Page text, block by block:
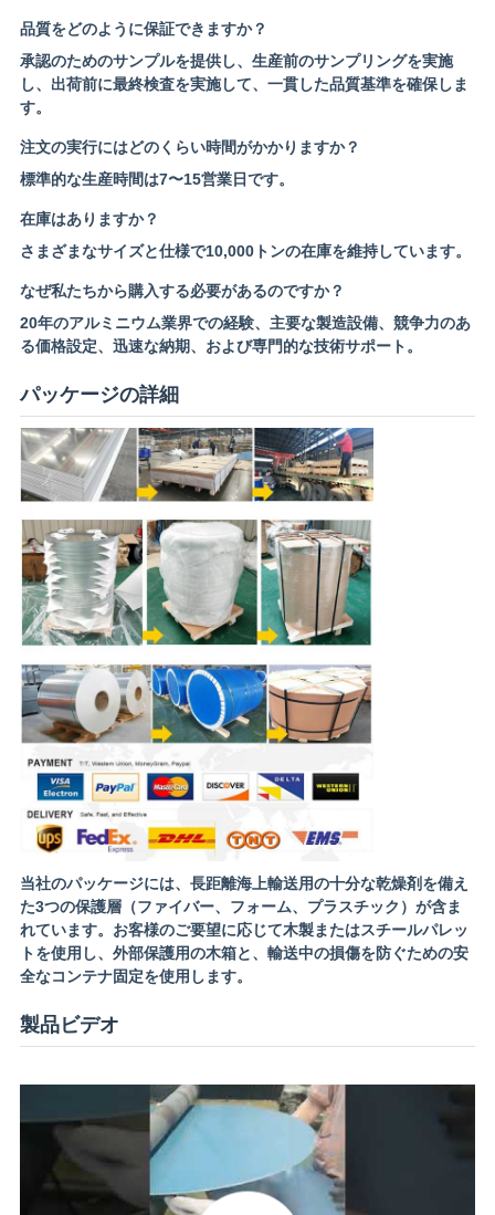
品質をどのように保証できますか？
承認のためのサンプルを提供し、生産前のサンプリングを実施
し、出荷前に最終検査を実施して、一貫した品質基準を確保しま
す。
注文の実行にはどのくらい時間がかかりますか？
標準的な生産時間は7〜15営業日です。
在庫はありますか？
さまざまなサイズと仕様で10,000トンの在庫を維持しています。
なぜ私たちから購入する必要があるのですか？
20年のアルミニウム業界での経験、主要な製造設備、競争力のあ
る価格設定、迅速な納期、および専門的な技術サポート。
パッケージの詳細
当社のパッケージには、長距離海上輸送用の十分な乾燥剤を備え
た3つの保護層（ファイバー、フォーム、プラスチック）が含ま
れています。お客様のご要望に応じて木製またはスチールパレッ
トを使用し、外部保護用の木箱と、輸送中の損傷を防ぐための安
全なコンテナ固定を使用します。
製品ビデオ